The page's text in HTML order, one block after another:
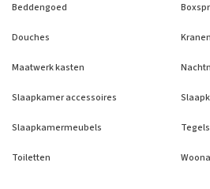
Beddengoed
Douches Kranen
Maatwerk kasten
Slaapkamer accessoires
Slaapkamermeubels Tegels
Toiletten